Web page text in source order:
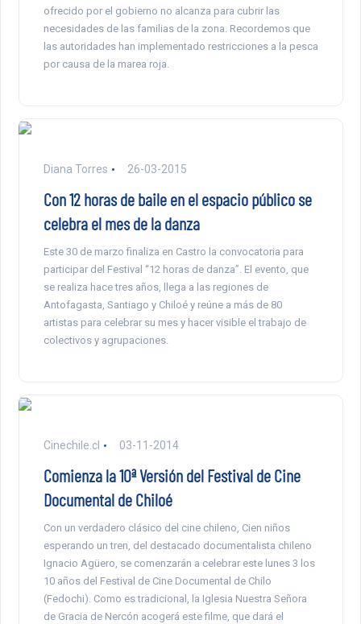
ofrecido por el gobierno no alcanza para cubrir las
necesidades de las familias de la zona. Recordemos que
las autoridades han implementado restricciones a la pesca
por causa de la marea roja.
Diana Torres 26-03-2015
Con 12 horas de baile en el espacio público se
celebra el mes de la danza
Este 30 de marzo finaliza en Castro la convocatoria para
participar del Festival “12 horas de danza”. El evento, que
se realiza hace tres años, llega a las regiones de
Antofagasta, Santiago y Chiloé y reúne a más de 80
artistas para celebrar su mes y hacer visible el trabajo de
colectivos y agrupaciones.
Cinechile.cl 03-11-2014
Comienza la 10ª Versión del Festival de Cine
Documental de Chiloé
Con un verdadero clásico del cine chileno, Cien niños
esperando un tren, del destacado documentalista chileno
Ignacio Agüero, se comenzarán a celebrar este lunes 3 los
10 años del Festival de Cine Documental de Chilo
(Fedochi). Como es tradicional, la Iglesia Nuestra Señora
de Gracia de Nercón acogerá este filme, que dará el